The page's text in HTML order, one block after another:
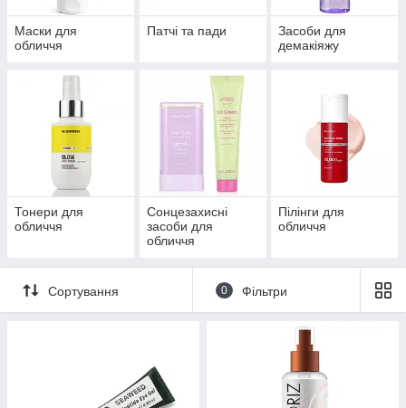
Маски для
обличчя
Патчі та пади
Засоби для
демакіяжу
Тонери для
обличчя
Сонцезахисні
засоби для
обличчя
Пілінги для
обличчя
Сортування 0 Фільтри